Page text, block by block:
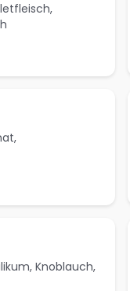
Knoblauch,